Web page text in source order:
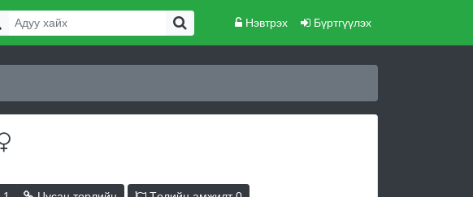
Нэвтрэх Бүртгүүлэх